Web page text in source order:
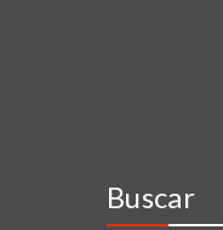
Buscar